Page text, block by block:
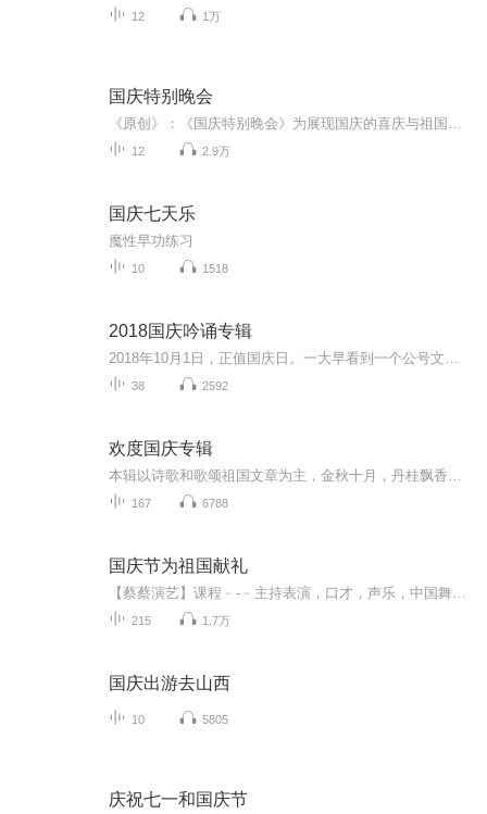
12 1万
国庆特别晚会
12 2.9万
国庆七天乐
魔性早功练习
10 1518
2018国庆吟诵专辑
38 2592
欢度国庆专辑
167 6788
国庆节为祖国献礼
215 1.7万
国庆出游去山西
10 5805
庆祝七一和国庆节